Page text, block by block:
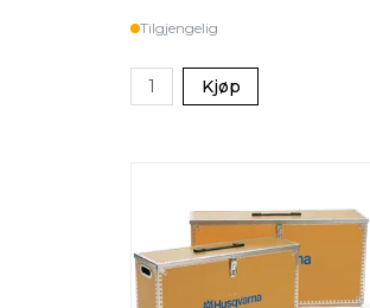
Tilgjengelig
Kjøp